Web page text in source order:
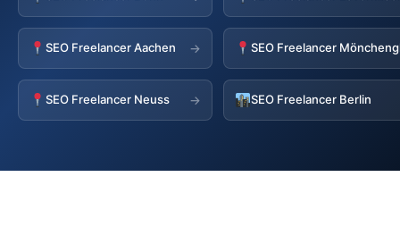
SEO Freelancer Aachen → SEO Freelancer
SEO Freelancer Neuss → SEO Freelancer Berlin